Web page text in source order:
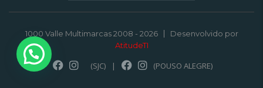
1000 Valle Multimarcas 2008 - 2026
Desenvolvido por
AtitudeTI
(SJC) | (POUSO ALEGRE)